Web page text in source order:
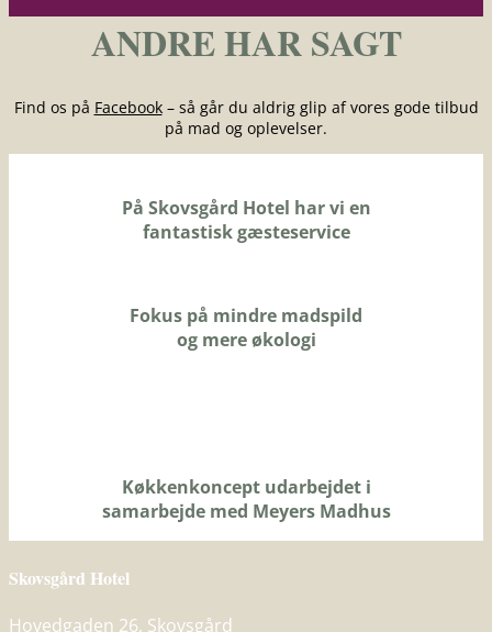
ANDRE HAR SAGT
Find os på Facebook– så går du aldrig glip af vores gode tilbud
på mad og oplevelser.
På Skovsgård Hotel har vi en
fantastisk gæsteservice
Fokus på mindre madspild
og mere økologi
Køkkenkoncept udarbejdet i
samarbejde med Meyers Madhus
Skovsgård Hotel
Hovedgaden 26, Skovsgård